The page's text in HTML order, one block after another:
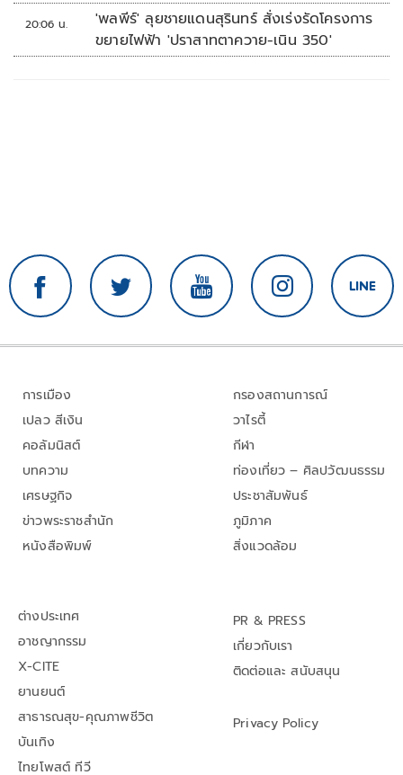
20:06 น.
'พลพีร์' ลุยชายแดนสุรินทร์ สั่งเร่งรัดโครงการ
ขยายไฟฟ้า 'ปราสาทตาควาย-เนิน 350'
การเมือง
เปลว สีเงิน
คอลัมนิสต์
บทความ
เศรษฐกิจ
ข่าวพระราชสำนัก
หนังสือพิมพ์
กรองสถานการณ์
วาไรตี้
กีฬา
ท่องเที่ยว – ศิลปวัฒนธรรม
ประชาสัมพันธ์
ภูมิภาค
สิ่งแวดล้อม
ต่างประเทศ
อาชญากรรม
X-CITE
ยานยนต์
สาธารณสุข-คุณภาพชีวิต
บันเทิง
ไทยโพสต์ ทีวี
PR & PRESS
เกี่ยวกับเรา
ติดต่อและ สนับสนุน
Privacy Policy